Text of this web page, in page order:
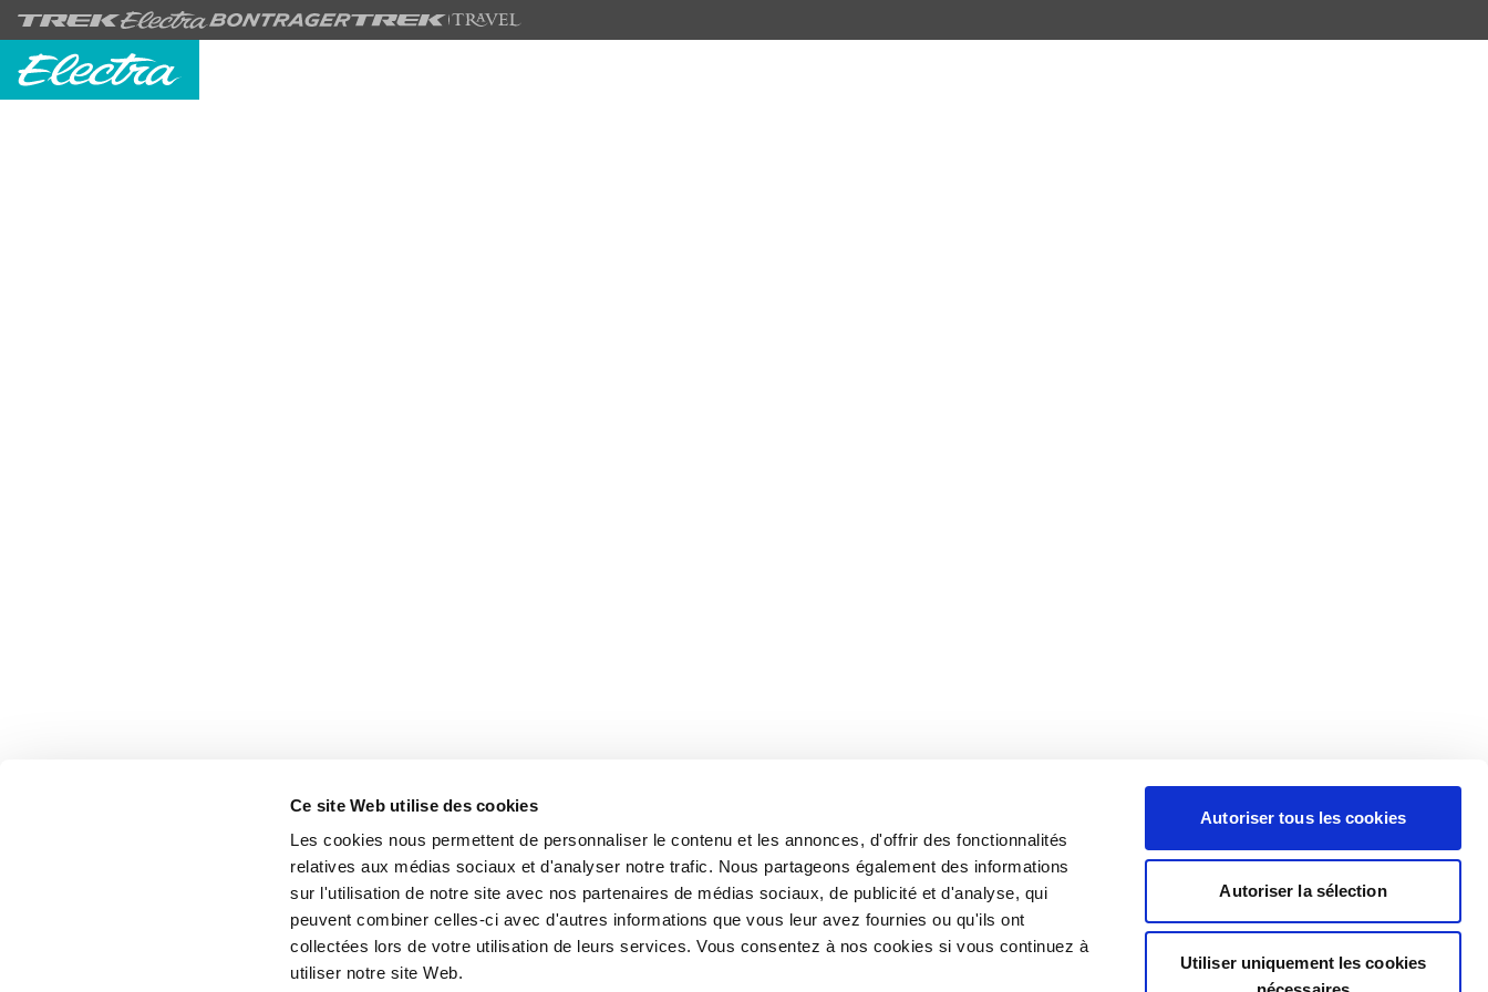
Ce site Web utilise des cookies
Les cookies nous permettent de personnaliser le contenu et les annonces, d'offrir des fonctionnalités
relatives aux médias sociaux et d'analyser notre trafic. Nous partageons également des informations
sur l'utilisation de notre site avec nos partenaires de médias sociaux, de publicité et d'analyse, qui
peuvent combiner celles-ci avec d'autres informations que vous leur avez fournies ou qu'ils ont
collectées lors de votre utilisation de leurs services. Vous consentez à nos cookies si vous continuez à
utiliser notre site Web.
Autoriser tous les cookies
Autoriser la sélection
Utiliser uniquement les cookies